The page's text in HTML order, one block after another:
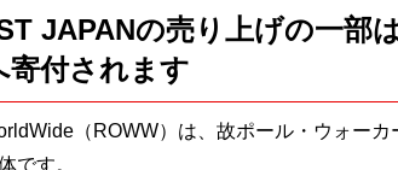
JAPANの売り上げの一部
寄付されます
（ROWW）は、故ポール・ウォーカ
です。